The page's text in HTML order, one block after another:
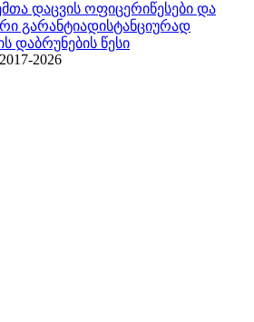
დაცვის ოფიცერიწესები და
გარანტიადისტანციურად
დაბრუნების წესი
2026